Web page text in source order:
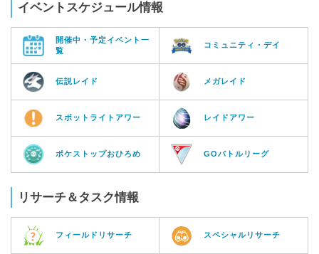
イベントスケジュール情報
開催中・予定イベント一
覧
コミュニティ・デイ
伝説レイド メガレイド
スポットライトアワー レイドアワー
ポケストップおひろめ GOバトルリーグ
リサーチ＆タスク情報
フィールドリサーチ スペシャルリサーチ